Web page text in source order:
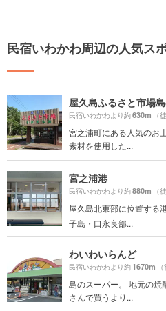
民宿いわかわ周辺の人気ス
屋久島ふるさと市場
民宿いわかわより約630m （
宮之浦町にある人気のお
素材を使用した...
宮之浦港
民宿いわかわより約880m （
屋久島北東部に位置す
子島・口永良部...
わいわいらんど
民宿いわかわより約1670m
島のスーパー。 地元の焼
さんで買うより...